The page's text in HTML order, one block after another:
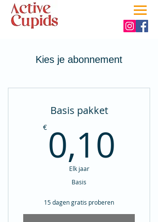
Kies je abonnement
Basis pakket
€ 0,10
Elk jaar
Basis
15 dagen gratis proberen